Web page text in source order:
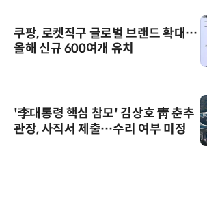
쿠팡, 로켓직구 글로벌 브랜드 확대…
올해 신규 600여개 유치
'李대통령 핵심 참모' 김상호 靑 춘추
관장, 사직서 제출…수리 여부 미정